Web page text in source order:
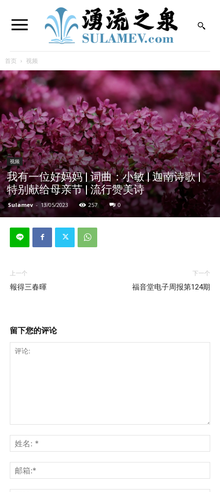
首页 视频
视频
我有一位好妈妈 | 词曲：小敏 | 迦南诗歌 |
特别献给母亲节 | 流行赞美诗
Sulamev - 13/05/2023 257 0
上一个
報得三春暉
下一个
福音堂电子周报第124期
留下您的评论